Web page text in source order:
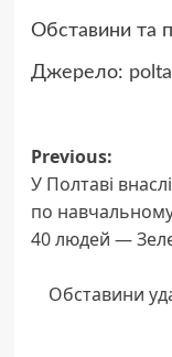
Обставини та
Джерело:
Post
Previous:
У Полтаві
по
40 людей —
Обставини